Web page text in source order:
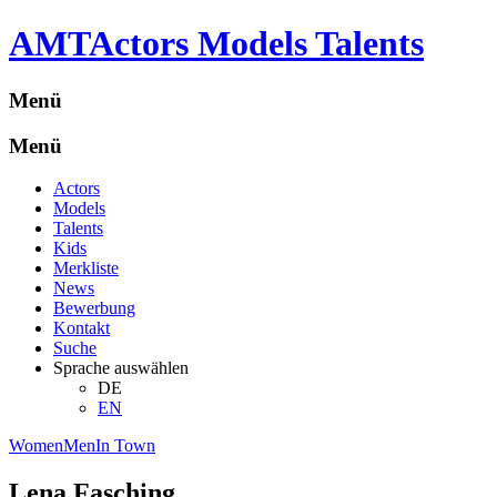
AMTActors Models Talents
Menü
Menü
Actors
Models
Talents
Kids
Merkliste
News
Bewerbung
Kontakt
Suche
Sprache auswählen
DE
EN
WomenMenIn Town